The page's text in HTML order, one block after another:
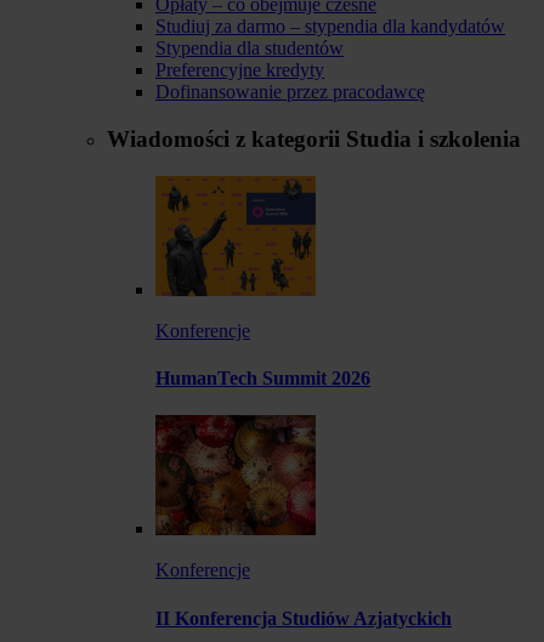
Opłaty – co obejmuje czesne
Studiuj za darmo – stypendia dla kandydatów
Stypendia dla studentów
Preferencyjne kredyty
Dofinansowanie przez pracodawcę
Wiadomości z kategorii Studia i szkolenia
Konferencje
HumanTech Summit 2026
Konferencje
II Konferencja Studiów Azjatyckich